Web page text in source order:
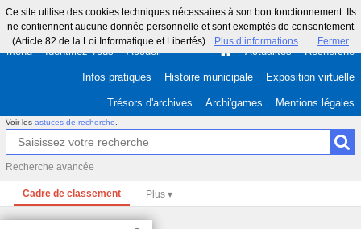
Ce site utilise des cookies techniques nécessaires à son bon fonctionnement. Ils
ne contiennent aucune donnée personnelle et sont exemptés de consentement
(Article 82 de la Loi Informatique et Libertés).
Plus d’informations Fermer
Menu Identifiez-vous Accueil Actualités Recherche
Infos pratiques Histoire municipale Exposition virtuelle
Trésors d'archives Archi'games Mentions légales
Voir les astuces de recherche
Recherche avancée
Cadre de classement